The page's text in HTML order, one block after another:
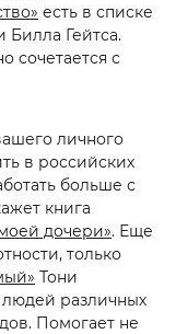
есть в списке
Гейтса.
сочетается с
личного
в российских
больше с
книга
дочери». Еще
только
Тони
различных
Помогает не